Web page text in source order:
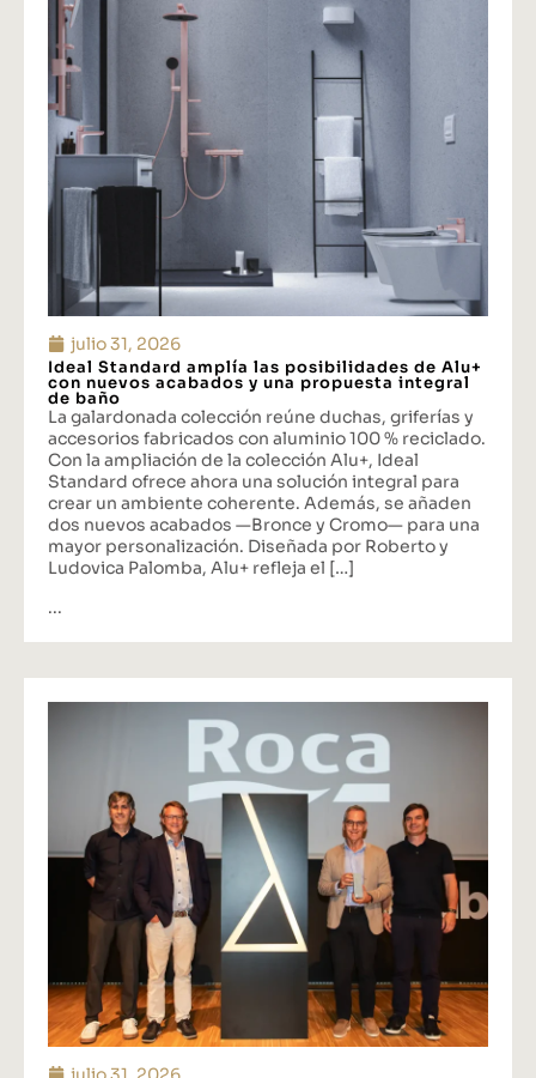
julio 31, 2026
Ideal Standard amplía las posibilidades de Alu+
con nuevos acabados y una propuesta integral
de baño
La galardonada colección reúne duchas, griferías y
accesorios fabricados con aluminio 100 % reciclado.
Con la ampliación de la colección Alu+, Ideal
Standard ofrece ahora una solución integral para
crear un ambiente coherente. Además, se añaden
dos nuevos acabados —Bronce y Cromo— para una
mayor personalización. Diseñada por Roberto y
Ludovica Palomba, Alu+ refleja el […]
...